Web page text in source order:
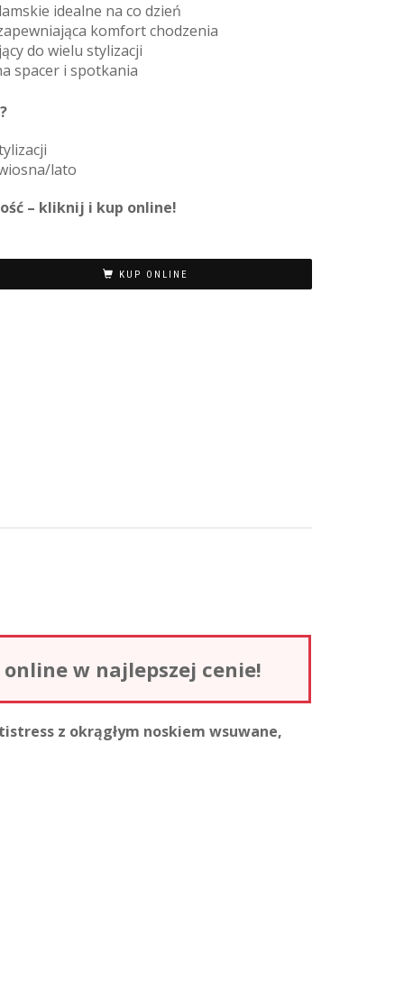
idealne na co dzień
komfort chodzenia
do wielu stylizacji
spacer i spotkania
lato
– kliknij i kup online!
KUP ONLINE
w najlepszej cenie!
z okrągłym noskiem wsuwane,